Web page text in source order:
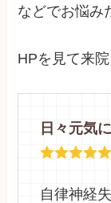
などでお悩み
HPを見て来
日々元気
自律神経